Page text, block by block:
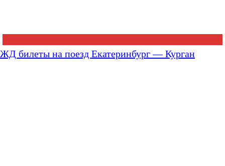
ЖД билеты на поезд Екатеринбург — Курган